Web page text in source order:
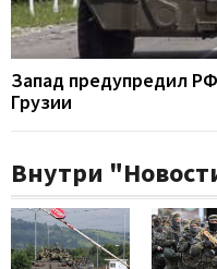
Запад предупредил
Грузии
Внутри